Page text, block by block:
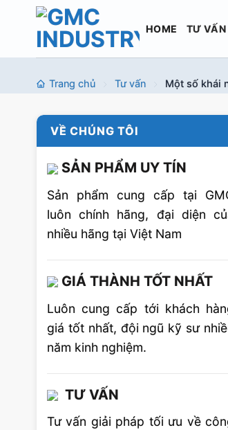
HOME TƯ VẤN
Trang chủ Tư vấn Một số khái
VỀ CHÚNG TÔI
SẢN PHẨM UY TÍN
Sản phẩm cung cấp tại
luôn chính hãng, đại diện
nhiều hãng tại Việt Nam
GIÁ THÀNH TỐT NHẤT
Luôn cung cấp tới khách
giá tốt nhất, đội ngũ kỹ sư
năm kinh nghiệm.
TƯ VẤN
Tư vấn giải pháp tối ưu về